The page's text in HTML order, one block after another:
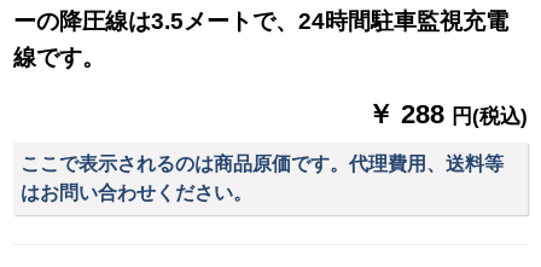
ーの降圧線は3.5メートで、24時間駐車監視充電
線です。
￥ 288 円(税込)
ここで表示されるのは商品原価です。代理費用、送料等
はお問い合わせください。